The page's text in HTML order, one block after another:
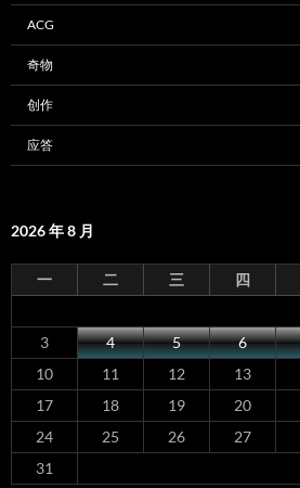
ACG
奇物
创作
应答
2026 年 8 月
一 二 三 四
3
4 5 6
10
11 12 13
17
18 19 20
24
25 26 27
31